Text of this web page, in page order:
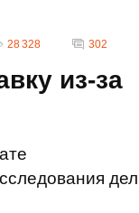
28 328 302
из-за
дел